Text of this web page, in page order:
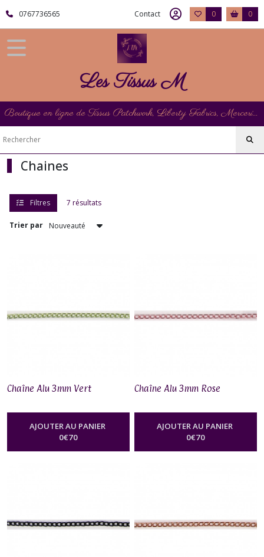
0767736565 Contact 0 0
Les Tissus M
Boutique en ligne de Tissus Patchwork, Liberty Fabrics, Mercerie et Matériel de Point de Croix
Chaines
Filtres 7 résultats
Trier par
Chaîne Alu 3mm Vert
AJOUTER AU PANIER
0€70
Chaîne Alu 3mm Rose
AJOUTER AU PANIER
0€70
Fermer
FILTRES
Mercerie
Rubannerie
Chaines
les
résultats